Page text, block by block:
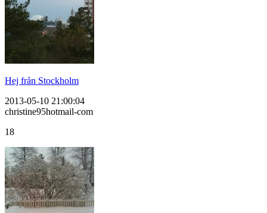
Hej från Stockholm
2013-05-10 21:00:04
christine95hotmail-com
18